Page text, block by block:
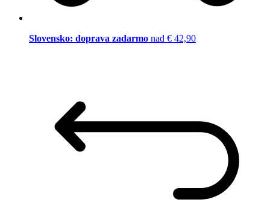
Slovensko: doprava zadarmo nad € 42,90